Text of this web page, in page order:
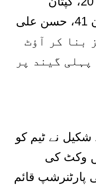
بابراعظم 24، آغا سلمان 41، حسن علی
شاہ بھی 4 رنز بنا کر آؤٹ
گیند پر
نے ٹیم کو
وکٹ کی
150 رنز کی پارٹنرشپ قائم